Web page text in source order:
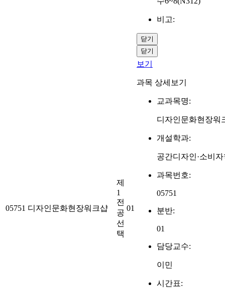
비고:
닫기
닫기
05751 디자인문화현장워크샵
제
1
전
공
선
택
01
보기
과목 상세보기
교과목명:
디자인문화현장워
개설학과:
공간디자인·소비
과목번호:
05751
분반:
01
담당교수:
이민
시간표: